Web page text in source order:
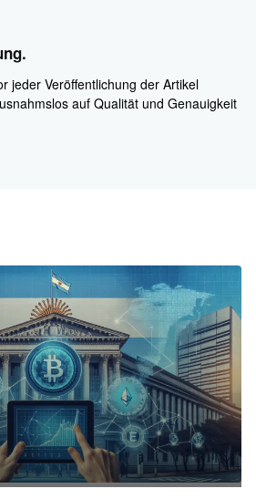
jeder Veröffentlichung der Artikel
auf Qualität und Genauigkeit